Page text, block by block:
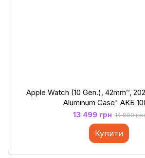
Apple Watch (10 Gen.), 42mm’’,
Aluminum Case" АКБ
13 499 грн 14 000 грн
Купити